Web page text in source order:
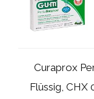
Curaprox
Flüssig, CHX